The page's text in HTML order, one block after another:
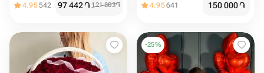
4.95542 97 442֏ 121 803֏ 4.95641 150 000֏
-25%